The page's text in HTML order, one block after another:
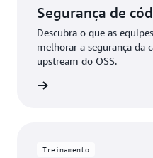
Segurança de
Descubra o que as
melhorar a segurança da
upstream do OSS.
Treinamento